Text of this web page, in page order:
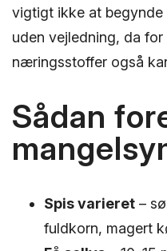
vigtigt ikke at
uden vejledning, da
næringsstoffer også
Sådan
Spis varieret –
fuldkorn, magert